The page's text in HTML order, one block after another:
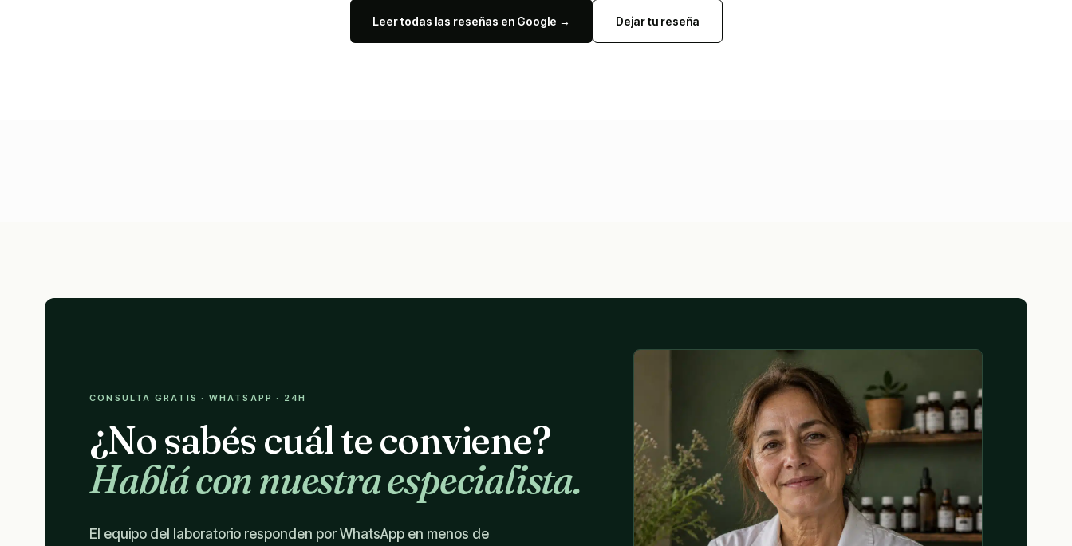
Leer todas las reseñas en Google → Dejar tu reseña
CONSULTA GRATIS · WHATSAPP · 24H
¿No sabés cuál te conviene?
Hablá con nuestra especialista.
El equipo del laboratorio responden por WhatsApp en menos de